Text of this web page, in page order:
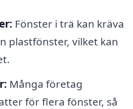
Fönster i trä kan kräva
plastfönster, vilket kan
Många företag
för flera fönster, så